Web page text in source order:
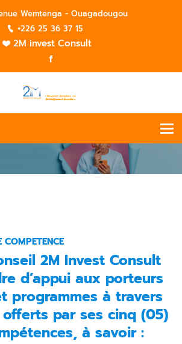
Wemtenga - Ouagadougou
+226 25 36 37 15
2M invest Consult
2M Invest Consult
d’appui aux porteurs
programmes à travers
par ses cinq (05)
à savoir :